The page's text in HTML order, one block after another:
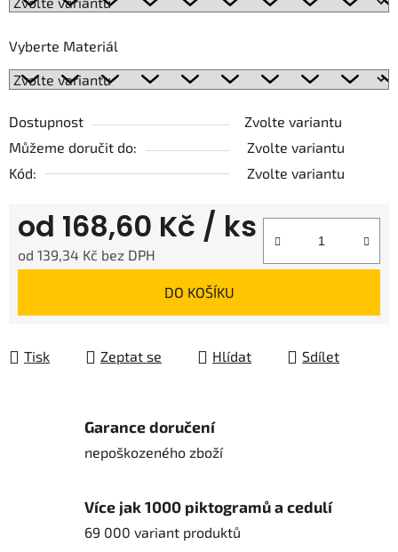
Vyberte Materiál
Dostupnost
Zvolte variantu
Můžeme doručit do:
Zvolte variantu
Kód:
Zvolte variantu
od 168,60 Kč / ks
od 139,34 Kč bez DPH
DO KOŠÍKU
Tisk Zeptat se Hlídat Sdílet
Garance doručení
nepoškozeného zboží
Více jak 1000 piktogramů a cedulí
69 000 variant produktů